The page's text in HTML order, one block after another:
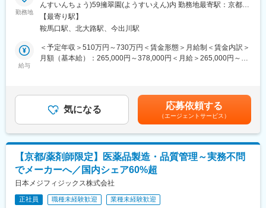
■魅力ポイント：
◎自社プロダクトのセキュリティを上流から改善できる
の改善提案から関与可能。プロダクトの企画段階からセキュリテ
ィの視点を組み込み、本質的な安全性向上に貢献できる環境で
IoTデバイスとアプリケーションが連携するプロダクトを対象とし
たため、
成長分野ならではの幅広い最新技術に触れながら、実践的なセキ
ュリティ経験を積むことができます。
◎高度セキュリティ資格保有者が活躍できる環境
高度セキュリティ資格保有者が活躍しており、専門知識を正当に
評価され、レベルの高い議論・改善を推進できる技術志向の環境
が整っています。
■出向先(ユニバーサルヘルスウェア有限会社)：
アークレイマーケティング株式会社のグループ会社として、ソフ
トウェア開発およびWebサービスの構築を行っています。
■職務内容：
も携わることが可能。機能改善のスピード感や裁量の大きさを感
じながら、プロダクトと自身の成長を同時に実感できるポジショ
入社後は、基礎から実務までを段階的に学べる体系的な研修制度
を用意しています。基礎知識の習得から実務への移行まで、無理
のないステップで成長できる環境が整っており、未経験分野があ
る方も安心して業務に取り組めます。
・臨床検査系情報のオンデマンド学習（約2か月）
・担当システムに関する社内研修（約2か月）
勤務地
んすいんちょう)59擁翠園(ようすいえん)内 勤務地最寄駅：京都市
営地下鉄 烏丸線線／鞍馬口駅受動喫煙対策：屋内全面禁煙変更の
範囲：会社の定める事業所
【最寄り駅】
鞍馬口駅、北大路駅、今出川駅
給与
＜予定年収＞510万円～730万円＜賃金形態＞月給制＜賃金内訳＞
月額（基本給）：265,000円～378,000円＜月給＞265,000円～
いたします。礼金が15万（単身）、25万（家族帯同）、仲介手数
料家賃1ヶ月分も会社負担となります。尚、社宅適用となった場合
は、適用が異なります。賃金はあくまでも目安の金額であり、選
考を通じて上下する可能性があります。月給(月額)は固定手当を含
めた表記です。
気になる 応募依頼する
（エージェントサービス）
【京都/薬剤師限定】医薬品製造・品質管理～実務不問
でメーカーへ／国内シェア60%超
日本メジフィジックス株式会社
正社員 職種未経験歓迎 業種未経験歓迎